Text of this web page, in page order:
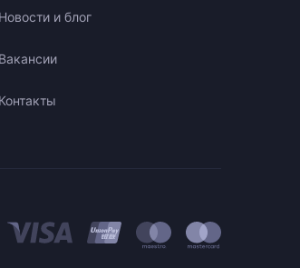
Новости и блог
Вакансии
Контакты